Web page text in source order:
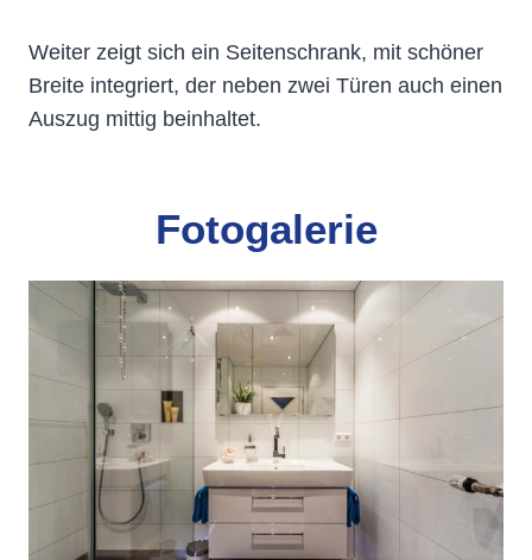
Weiter zeigt sich ein Seitenschrank, mit schöner
Breite integriert, der neben zwei Türen auch einen
Auszug mittig beinhaltet.
Fotogalerie